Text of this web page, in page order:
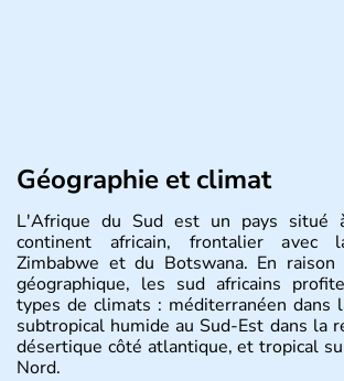
Géographie et climat
L'Afrique du Sud est un pays situé
continent africain, frontalier avec
Zimbabwe et du Botswana. En
géographique, les sud africains
types de climats : méditerranéen dans
subtropical humide au Sud-Est dans la
désertique côté atlantique, et tropical
Nord.